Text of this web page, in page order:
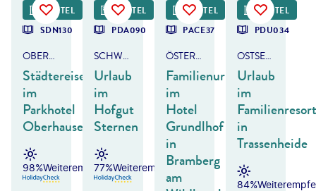
HOTEL
SDN130
OBERHAUSEN
Städtereise
im
Parkhotel
Oberhausen
Weiterempfehlung
98%
FRÜHBUCHER-VORTEIL
HOTEL
PDA090
SCHWARZWALD - BREITNAU
Urlaub
im
Hofgut
Sternen
Weiterempfehlung
77%
HOTEL
PACE37
ÖSTERREICH - SALZBURGER LAND
Familienurlaub
im
Hotel
Grundlhof
in
Bramberg
am
HOTEL
PDU034
OSTSEE - USEDOM
Urlaub
im
Familienresort
in
Trassenheide
84%